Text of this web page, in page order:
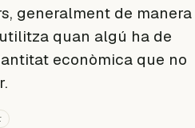
generalment de manera
quan algú ha de
econòmica que no